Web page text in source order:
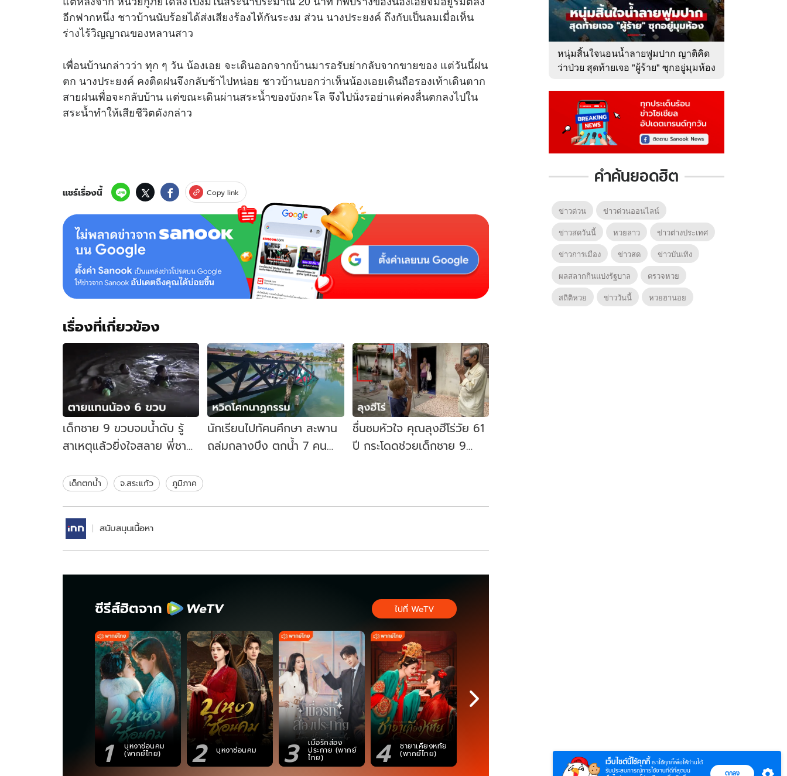
M
e
อีกฟากหนึ่ง ชาวบ้านนับร้อยได้ส่งเสียงร้องไห้กันระงม ส่วน นางประยงค์ ถึงกับเป็นลมเมื่อเห็น
ร่างไร้วิญญาณของหลานสาว
เพื่อนบ้านกล่าวว่า ทุก ๆ วัน น้องเอย จะเดินออกจากบ้านมารอรับย่ากลับจากขายของ แต่วันนี้ฝน
ตก นางประยงค์ คงติดฝนจึงกลับช้าไปหน่อย ชาวบ้านบอกว่าเห็นน้องเอยเดินถือรองเท้าเดินตาก
สายฝนเพื่อจะกลับบ้าน แต่ขณะเดินผ่านสระน้ำของบังกะโล จึงไปนั่งรอย่าแต่คงลื่นตกลงไปใน
สระน้ำทำให้เสียชีวิตดังกล่าว
แชร์เรื่องนี้ Copy link
เรื่องที่เกี่ยวข้อง
เด็กชาย 9 ขวบจมน้ำดับ รู้
สาเหตุแล้วยิ่งใจสลาย พี่ชาย
นักเรียนไปทัศนศึกษา สะพาน
ถล่มกลางบึง ตกน้ำ 7 คน
ชื่นชมหัวใจ คุณลุงฮีโร่วัย 61
ปี กระโดดช่วยเด็กชาย 9
เด็กตกน้ำ จ.สระแก้ว ภูมิภาค
สนับสนุนเนื้อหา
ซีรีส์ฮิตจาก
1 บุหงาซ่อนคม
(พากย์ไทย) 2 บุหงาซ่อนคม 3 เมื่อรักส่อง
ประกาย (พากย์
ไทย) 4 ชายาเคียงหทัย
(พากย์ไทย) 5 6 พบเธอ (พากย์
ไทย) 7 (Uncut Ver.) 8 (พาก
ไปที่ WeTV
หนุ่มสิ้นใจนอนน้ำลายฟูมปาก ญาติคิด
ว่าป่วย สุดท้ายเจอ "ผู้ร้าย" ซุกอยู่มุมห้อง
คำค้นยอดฮิต
ข่าวด่วน
ข่าวด่วนออนไลน์
ข่าวสดวันนี้
หวยลาว
ข่าวต่างประเทศ
ข่าวการเมือง
ข่าวสด
ข่าวบันเทิง
ผลสลากกินแบ่งรัฐบาล
ตรวจหวย
สถิติหวย
ข่าววันนี้ หวยฮานอย
เว็บไซต์นี้ใช้คุกกี้ เราใช้คุกกี้เพื่อให้ท่านได้
รับประสบการณ์การใช้งานที่ดีที่สุดบน
ตกลง